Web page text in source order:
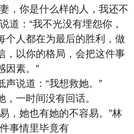
，你是什么样的人，我还不
道：“我不光没有埋怨你，
个人都在为最后的胜利，做
，以你的格局，会把这件事
因素。”
说道：“我想救她。”
一时间没有回话。
，她也有她的不容易。”林
事情里毕竟有